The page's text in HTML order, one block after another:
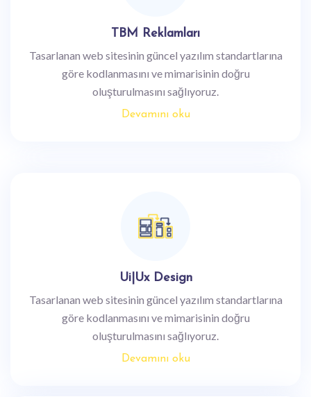
TBM Reklamları
Tasarlanan web sitesinin güncel yazılım standartlarına
göre kodlanmasını ve mimarisinin doğru
oluşturulmasını sağlıyoruz.
Devamını oku
Ui|Ux Design
Tasarlanan web sitesinin güncel yazılım standartlarına
göre kodlanmasını ve mimarisinin doğru
oluşturulmasını sağlıyoruz.
Devamını oku